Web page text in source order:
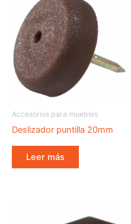
Accesorios para muebles
Deslizador puntilla 20mm
Leer más